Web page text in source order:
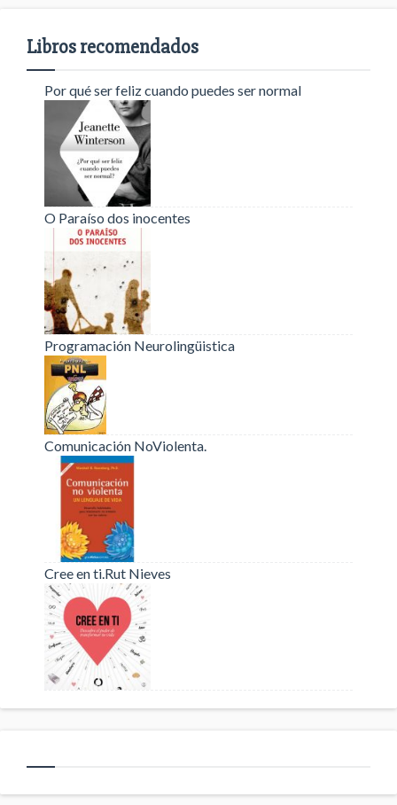
Libros recomendados
Por qué ser feliz cuando puedes ser normal
O Paraíso dos inocentes
Programación Neurolingüistica
Comunicación NoViolenta.
Cree en ti.Rut Nieves